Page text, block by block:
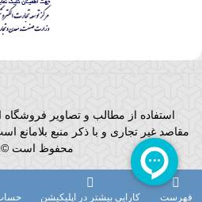
استفاده از مطالب و تصاویر فروشگاه
مقاصد غیر تجاری و با ذکر منبع
محفوظ است ©2021
فهرست کارایی بیشتر در اپلیکیشن